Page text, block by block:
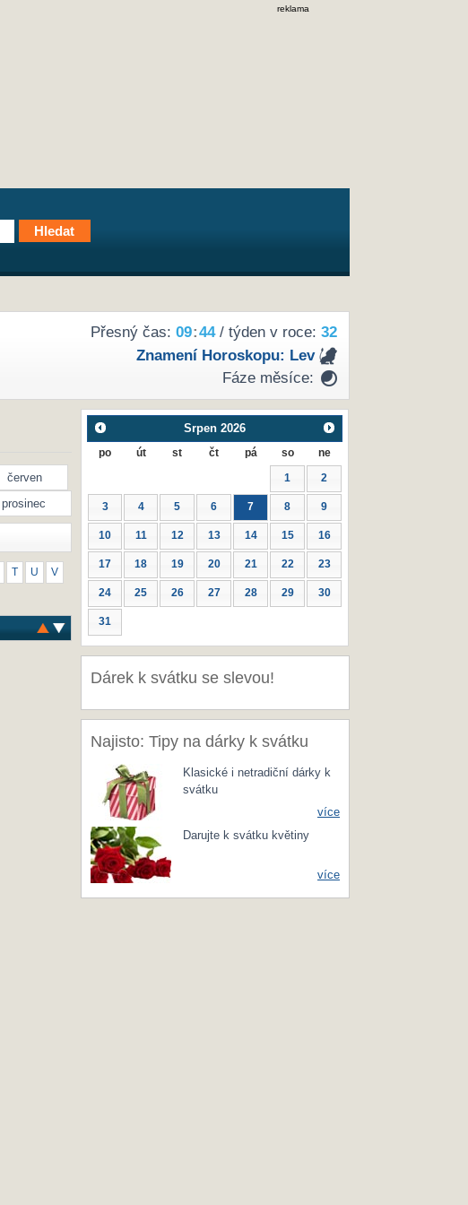
reklama
Přesný čas: 09:44/ týden v roce: 32
Znamení Horoskopu: Lev
Fáze měsíce:
červen
prosinec
U V
Srpen 2026
po út st čt pá so ne
1 2
3 4 5 6 7 8 9
10 11 12 13 14 15 16
17 18 19 20 21 22 23
24 25 26 27 28 29 30
31
Dárek k svátku se slevou!
Najisto: Tipy na dárky k svátku
Klasické i netradiční dárky k
svátku
více
Darujte k svátku květiny
více